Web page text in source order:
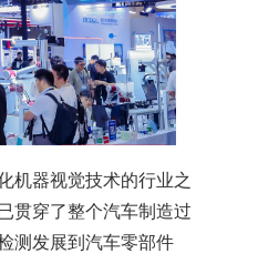
机器视觉技术的行业之
贯穿了整个汽车制造过
测发展到汽车零部件